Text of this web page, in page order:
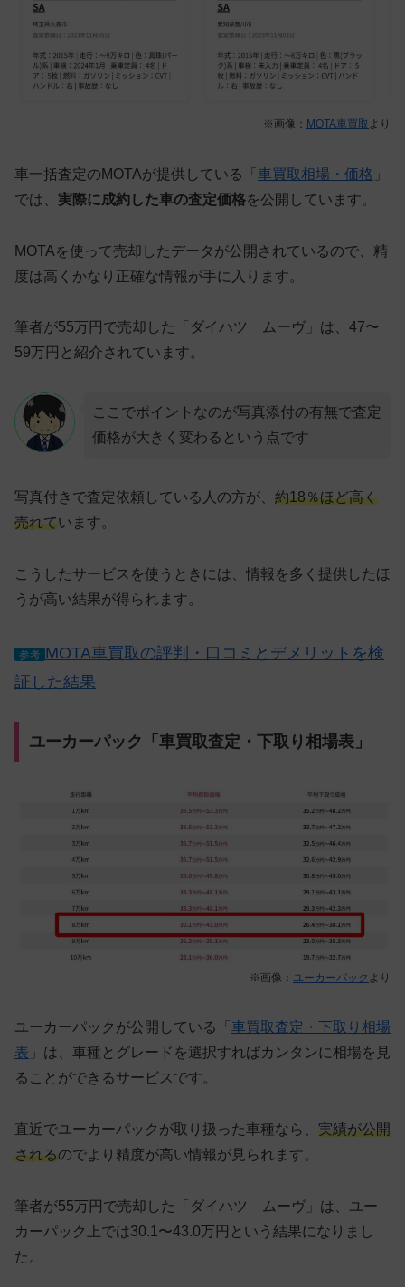
※画像： MOTA車買取 より
車一括査定のMOTAが提供している「 車買取相場・価格 」
では、 実際に成約した車の査定価格を公開しています。
MOTAを使って売却したデータが公開されているので、精
度は高くかなり正確な情報が手に入ります。
筆者が55万円で売却した「ダイハツ ムーヴ」は、47〜
59万円と紹介されています。
ここでポイントなのが写真添付の有無で査定
価格が大きく変わるという点です
写真付きで査定依頼している人の方が、 約18％ほど高く
売れています。
こうしたサービスを使うときには、情報を多く提供したほ
うが高い結果が得られます。
参考 MOTA車買取の評判・口コミとデメリットを検
証した結果
ユーカーパック「車買取査定・下取り相場表」
※画像： ユーカーパック より
ユーカーパックが公開している「 車買取査定・下取り相場
表 」は、車種とグレードを選択すればカンタンに相場を見
ることができるサービスです。
直近でユーカーパックが取り扱った車種なら、 実績が公開
されるのでより精度が高い情報が見られます。
筆者が55万円で売却した「ダイハツ ムーヴ」は、ユー
カーパック上では30.1〜43.0万円という結果になりまし
た。